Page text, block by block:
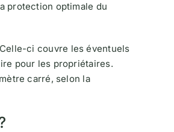
protection optimale du
ci couvre les éventuels
pour les propriétaires.
carré, selon la